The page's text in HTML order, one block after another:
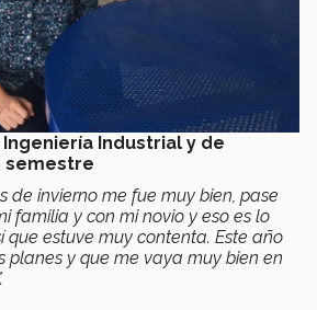
Industrial y de
semestre
de invierno me fue muy bien, pase
familia y con mi novio y eso es lo
que estuve muy contenta. Este año
planes y que me vaya muy bien en